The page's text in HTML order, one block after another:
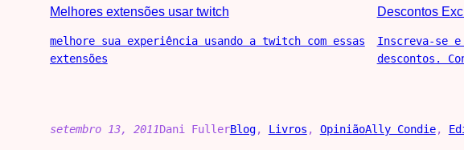
Melhores extensões usar twitch
melhore sua experiência usando a twitch com essas
extensões
Descontos
Inscreva-se e
descontos.
setembro 13, 2011Dani FullerBlog, Livros , OpiniãoAlly Condie,